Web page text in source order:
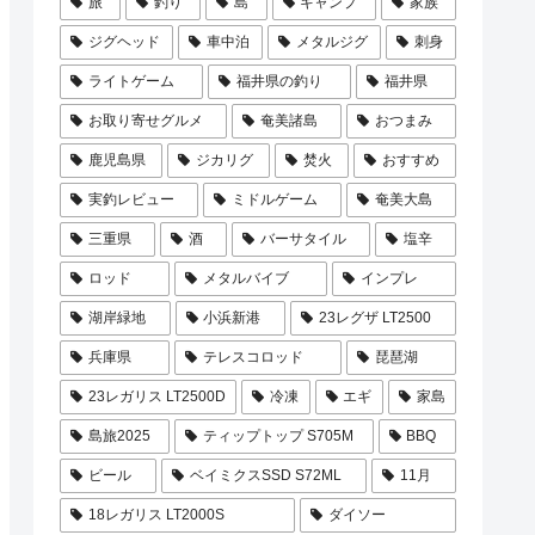
ジグヘッド 車中泊 メタルジグ 刺身
ライトゲーム 福井県の釣り 福井県
お取り寄せグルメ 奄美諸島 おつまみ
鹿児島県 ジカリグ 焚火 おすすめ
実釣レビュー ミドルゲーム 奄美大島
三重県 酒 バーサタイル 塩辛
ロッド メタルバイブ インプレ
湖岸緑地 小浜新港 23レグザ LT2500
兵庫県 テレスコロッド 琵琶湖
23レガリス LT2500D 冷凍 エギ 家島
島旅2025 ティップトップ S705M BBQ
ビール ベイミクスSSD S72ML 11月
18レガリス LT2000S ダイソー